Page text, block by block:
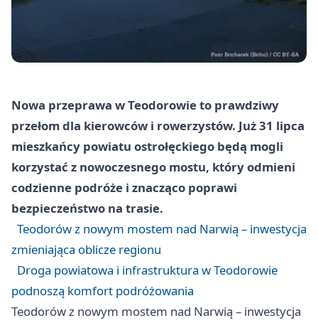
Nowa przeprawa w Teodorowie to prawdziwy
przełom dla kierowców i rowerzystów. Już 31 lipca
mieszkańcy powiatu ostrołęckiego będą mogli
korzystać z nowoczesnego mostu, który odmieni
codzienne podróże i znacząco poprawi
bezpieczeństwo na trasie.
Teodorów z nowym mostem nad Narwią – inwestycja
zmieniająca oblicze regionu
Droga powiatowa i infrastruktura w Teodorowie
podnoszą komfort podróżowania
Teodorów z nowym mostem nad Narwią – inwestycja